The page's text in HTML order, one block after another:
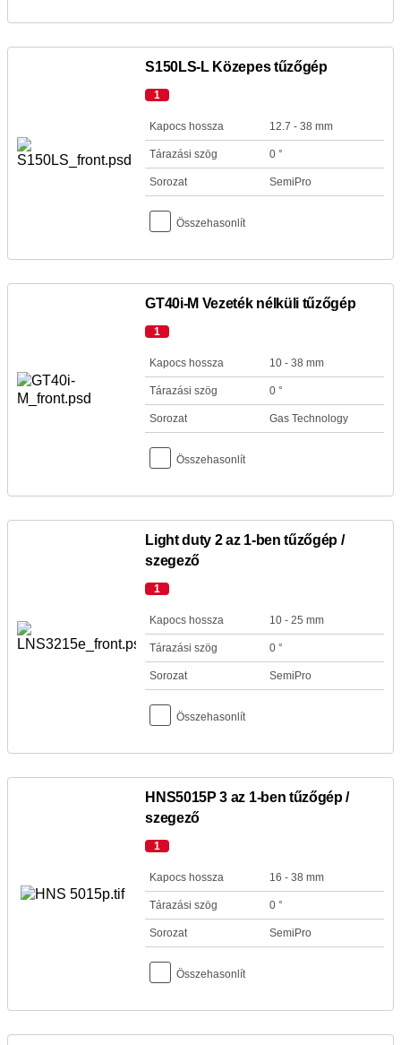
S150LS-L Közepes tűzőgép
1
Kapocs hossza 12.7 - 38 mm
Tárazási szög 0 °
Sorozat SemiPro
Összehasonlít
GT40i-M Vezeték nélküli tűzőgép
1
Kapocs hossza 10 - 38 mm
Tárazási szög 0 °
Sorozat Gas Technology
Összehasonlít
Light duty 2 az 1-ben tűzőgép /
szegező
1
Kapocs hossza 10 - 25 mm
Tárazási szög 0 °
Sorozat SemiPro
Összehasonlít
HNS5015P 3 az 1-ben tűzőgép /
szegező
1
Kapocs hossza 16 - 38 mm
Tárazási szög 0 °
Sorozat SemiPro
Összehasonlít